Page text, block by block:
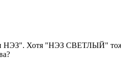
Хотя "НЭЗ СВЕТЛЫЙ"